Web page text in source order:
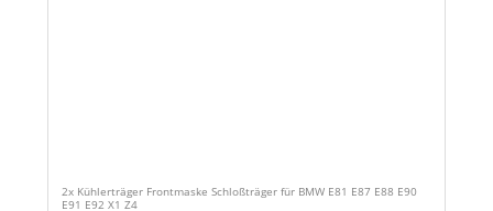
2x Kühlerträger Frontmaske Schloßträger für BMW E81 E87 E88 E90
E91 E92 X1 Z4